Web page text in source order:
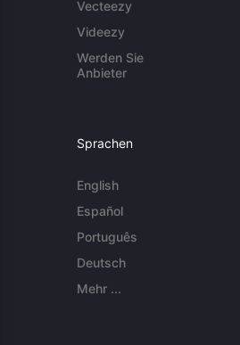
Vecteezy
Videezy
Werden Sie
Anbieter
Sprachen
English
Español
Português
Deutsch
Mehr ...